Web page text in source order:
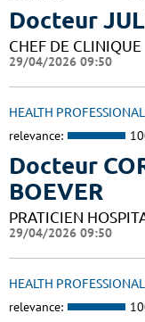
Docteur
CHEF DE CLINIQUE
29/04/2026 09:50
HEALTH
relevance:
Docteur
BOEVER
PRATICIEN
29/04/2026 09:50
HEALTH
relevance: